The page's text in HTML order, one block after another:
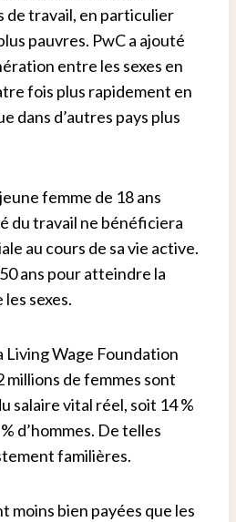
de travail, en particulier
pauvres. PwC a ajouté
entre les sexes en
fois plus rapidement en
dans d’autres pays plus
femme de 18 ans
du travail ne bénéficiera
au cours de sa vie active.
ans pour atteindre la
sexes.
Living Wage Foundation
millions de femmes sont
salaire vital réel, soit 14 %
d’hommes. De telles
familières.
moins bien payées que les